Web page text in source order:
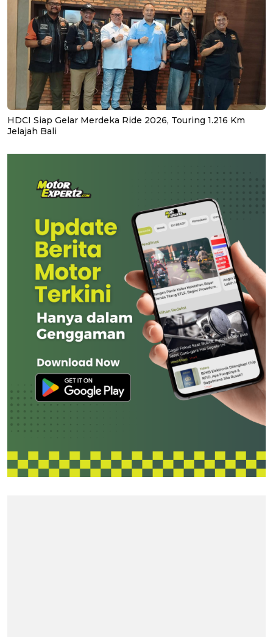
HDCI Siap Gelar Merdeka Ride 2026, Touring 1.216 Km
Jelajah Bali